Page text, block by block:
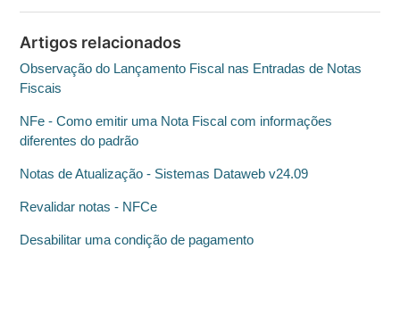
Artigos relacionados
Observação do Lançamento Fiscal nas Entradas de Notas
Fiscais
NFe - Como emitir uma Nota Fiscal com informações
diferentes do padrão
Notas de Atualização - Sistemas Dataweb v24.09
Revalidar notas - NFCe
Desabilitar uma condição de pagamento